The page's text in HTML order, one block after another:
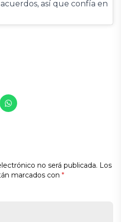
así que confía en
no será publicada. Los
marcados con *